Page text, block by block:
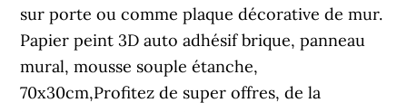
sur porte ou comme plaque décorative de mur.
Papier peint 3D auto adhésif brique, panneau
mural, mousse souple étanche,
70x30cm,Profitez de super offres, de la